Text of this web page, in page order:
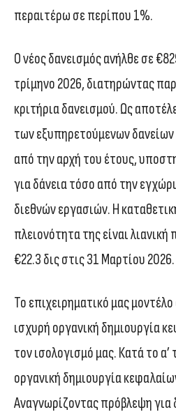
περαιτέρω σε περίπου 1%.
Ο νέος δανεισμός ανήλθε σε
τρίμηνο 2026, διατηρώντας
κριτήρια δανεισμού. Ως
των εξυπηρετούμενων
από την αρχή του έτους,
για δάνεια τόσο από την
διεθνών εργασιών. Η
πλειονότητα της είναι
€22.3 δις στις 31 Μαρτίου 2026.
Το επιχειρηματικό μας
ισχυρή οργανική δημιουργία
τον ισολογισμό μας. Κατά το
οργανική δημιουργία
Αναγνωρίζοντας πρόβλεψη για